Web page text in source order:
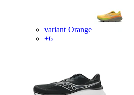
variant Orange
+6